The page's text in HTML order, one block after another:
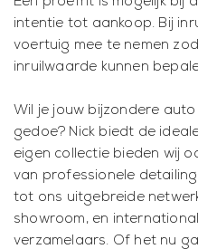
intentie tot aankoop. Bij
voertuig mee te nemen
inruilwaarde kunnen
Wil je jouw bijzondere
gedoe? Nick biedt de
eigen collectie bieden wij
van professionele
tot ons uitgebreide
showroom, en
verzamelaars. Of het nu